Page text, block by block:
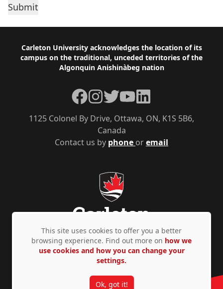
Footer
Carleton University acknowledges the location of its
campus on the traditional, unceded territories of the
Algonquin Anishinàbeg nation
Contact us by phone oremail
1125 Colonel By Drive, Ottawa, ON, K1S 5B6,
Canada
Facebook
Instagram
TwitterYouTubeLinkedIn
Privacy Policy Accessibility © Copyright 2026
This site uses cookies to offer you a better
browsing experience. Find out more on how we
use cookies and how you can change your
settings.
Ok, got it!